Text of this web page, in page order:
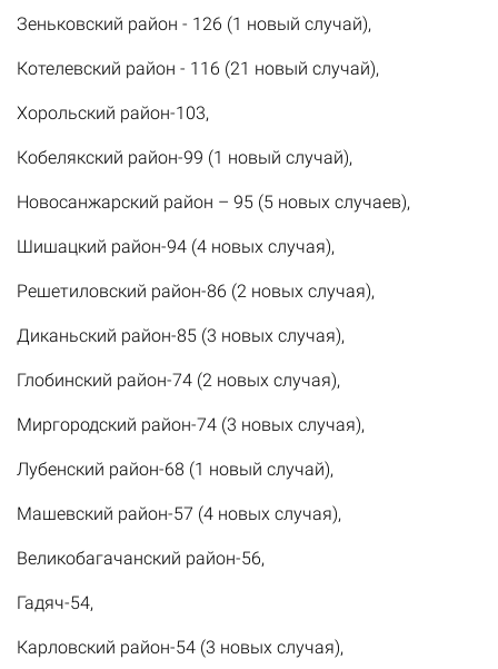
Зеньковский район - 126 (1 новый случай),
Котелевский район - 116 (21 новый случай),
Хорольский район-103,
Кобелякский район-99 (1 новый случай),
Новосанжарский район – 95 (5 новых случаев),
Шишацкий район-94 (4 новых случая),
Решетиловский район-86 (2 новых случая),
Диканьский район-85 (3 новых случая),
Глобинский район-74 (2 новых случая),
Миргородский район-74 (3 новых случая),
Лубенский район-68 (1 новый случай),
Машевский район-57 (4 новых случая),
Великобагачанский район-56,
Гадяч-54,
Карловский район-54 (3 новых случая),